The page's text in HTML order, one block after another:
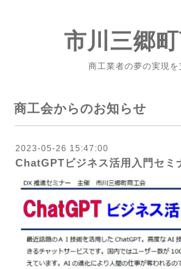
市川三郷
商工業者の夢の実現を
商工会からのお知らせ
2023-05-26 15:47:00
ChatGPTビジネス活用入門セミ